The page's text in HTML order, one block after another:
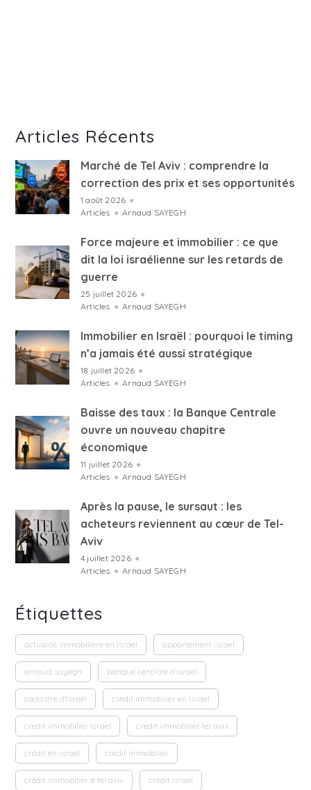
Articles Récents
Marché de Tel Aviv : comprendre la
correction des prix et ses opportunités
1 août 2026 ●
Articles ● Arnaud SAYEGH
Force majeure et immobilier : ce que
dit la loi israélienne sur les retards de
guerre
25 juillet 2026 ●
Articles ● Arnaud SAYEGH
Immobilier en Israël : pourquoi le timing
n’a jamais été aussi stratégique
18 juillet 2026 ●
Articles ● Arnaud SAYEGH
Baisse des taux : la Banque Centrale
ouvre un nouveau chapitre
économique
11 juillet 2026 ●
Articles ● Arnaud SAYEGH
Après la pause, le sursaut : les
acheteurs reviennent au cœur de Tel-
Aviv
4 juillet 2026 ●
Articles ● Arnaud SAYEGH
Étiquettes
actualité immobilière en israel appartement israel
arnaud sayegh banque centrale d'israel
cadastre d'Israël credit immobilier en Israel
credit immobilier Israel credit immobilier tel aviv
crédit en israel crédit immobilier
crédit immobilier à tel aviv crédit israel